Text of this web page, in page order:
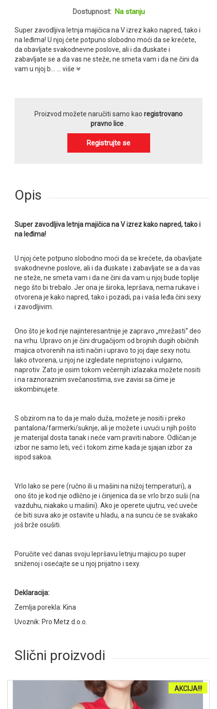
Dostupnost: Na stanju
Super zavodljiva letnja majičica na V izrez kako napred, tako i
na leđima! U njoj ćete potpuno slobodno moći da se krećete,
da obavljate svakodnevne poslove, ali i da đuskate i
zabavljate se a da vas ne steže, ne smeta vam i da ne čini da
vam u njoj b...
... više
Proizvod možete naručiti samo kao registrovano
pravno lice
Registrujte se
Opis
Super zavodljiva letnja majičica na V izrez kako napred, tako i
na leđima!
U njoj ćete potpuno slobodno moći da se krećete, da obavljate
svakodnevne poslove, ali i da đuskate i zabavljate se a da vas
ne steže, ne smeta vam i da ne čini da vam u njoj bude toplije
nego što bi trebalo. Jer ona je široka, lepršava, nema rukave i
otvorena je kako napred, tako i pozadi, pa i vaša leđa čini sexy
i zavodljivim.
Ono što je kod nje najinteresantnije je zapravo „mrežasti“ deo
na vrhu. Upravo on je čini drugačijom od brojnih dugih običnih
majica otvorenih na isti način i upravo to joj daje sexy notu.
Iako otvorena, u njoj ne izgledate nepristojno i vulgarno,
naprotiv. Zato je osim tokom večernjih izlazaka možete nositi
i na raznoraznim svečanostima, sve zavisi sa čime je
iskombinujete.
S obzirom na to da je malo duža, možete je nositi i preko
pantalona/farmerki/suknje, ali je možete i uvući u njih pošto
je materijal dosta tanak i neće vam praviti nabore. Odličan je
izbor ne samo leti, već i tokom zime kada je sjajan izbor za
ispod sakoa.
Vrlo lako se pere (ručno ili u mašini na nižoj temperaturi), a
ono što je kod nje odlično je i činjenica da se vrlo brzo suši (na
vazduhu, niakako u mašini). Ako je operete ujutru, već uveče
će biti suva ako je ostavite u hladu, a na suncu će se svakako
još brže osušiti.
Poručite već danas svoju lepršavu letnju majicu po super
sniženoj i osećajte se u njoj prijatno i sexy.
Deklaracija:
Zemlja porekla: Kina
Uvoznik: Pro Metz d.o.o.
Slični proizvodi
AKCIJA!!!